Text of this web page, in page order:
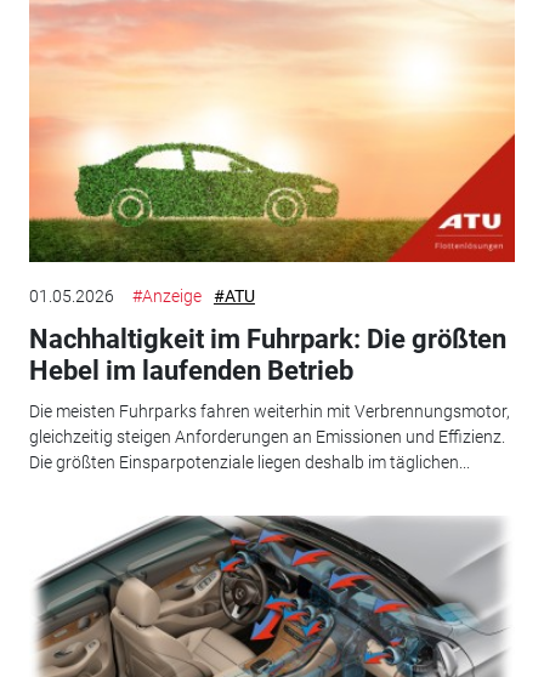
01.05.2026 #Anzeige #ATU
Nachhaltigkeit im Fuhrpark: Die größten
Hebel im laufenden Betrieb
Die meisten Fuhrparks fahren weiterhin mit Verbrennungsmotor,
gleichzeitig steigen Anforderungen an Emissionen und Effizienz.
Die größten Einsparpotenziale liegen deshalb im täglichen...